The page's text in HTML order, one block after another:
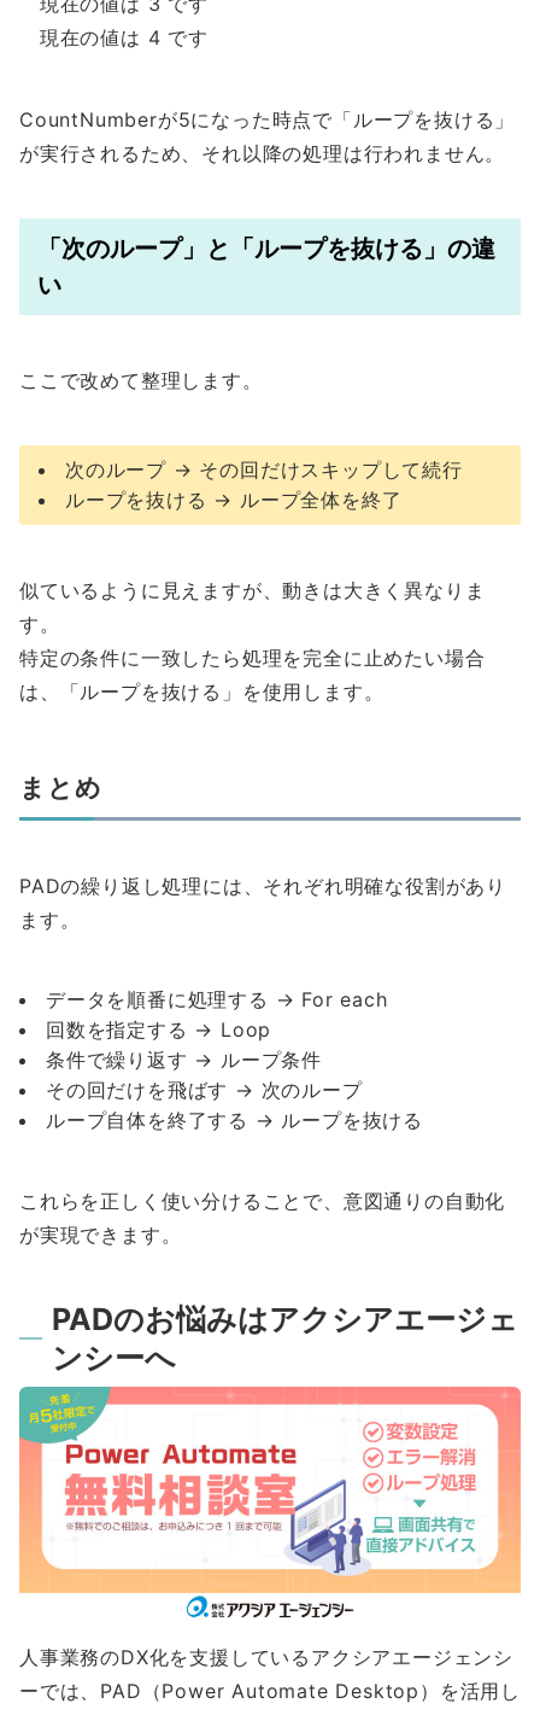
現在の値は 4 です
CountNumberが5になった時点で「ループを抜ける」
が実行されるため、それ以降の処理は行われません。
「次のループ」と「ループを抜ける」の違
い
ここで改めて整理します。
次のループ → その回だけスキップして続行
ループを抜ける → ループ全体を終了
似ているように見えますが、動きは大きく異なりま
す。
特定の条件に一致したら処理を完全に止めたい場合
は、「ループを抜ける」を使用します。
まとめ
PADの繰り返し処理には、それぞれ明確な役割があり
ます。
データを順番に処理する → For each
回数を指定する → Loop
条件で繰り返す → ループ条件
その回だけを飛ばす → 次のループ
ループ自体を終了する → ループを抜ける
これらを正しく使い分けることで、意図通りの自動化
が実現できます。
PADのお悩みはアクシアエージェ
ンシーへ
人事業務のDX化を支援しているアクシアエージェンシ
ーでは、PAD（Power Automate Desktop）を活用し